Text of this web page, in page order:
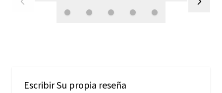
Escribir Su propia reseña